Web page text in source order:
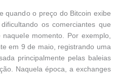
quando o preço do Bitcoin exibe
os comerciantes que
momento. Por exemplo,
em 9 de maio, registrando uma
principalmente pelas baleias
Naquela época, a exchanges